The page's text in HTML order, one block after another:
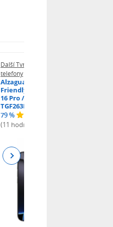
Další Tvrzená skla pro mobilní
telefony
Alzaguard 2.5D Case
Friendly Glass pro iPhone
16 Pro / 17 / 17 Pro AGD-
TGF263P2
79 %
(11 hodnocení)
Next